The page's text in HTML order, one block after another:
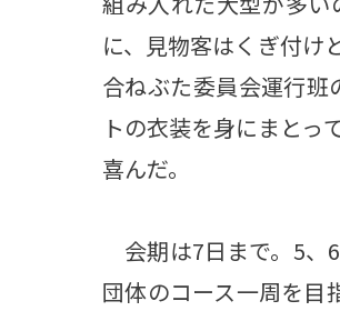
に、見物客はくぎ付け
合ねぶた委員会運行
トの衣装を身にまとっ
喜んだ。
会期は7日まで。5、
団体のコース一周を目